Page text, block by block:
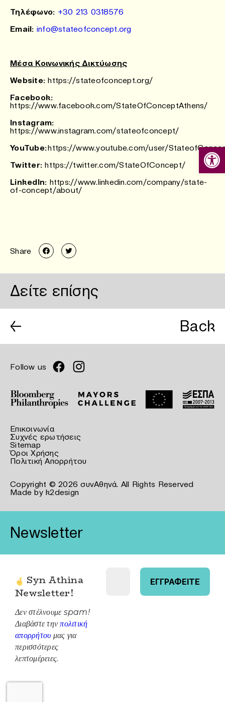
Τηλέφωνο: +30 213 0318576
Email: info@stateofconcept.org
Μέσα Κοινωνικής Δικτύωσης
Website: https://stateofconcept.org/
Facebook:
https://www.facebook.com/StateOfConceptAthens/
Instagram:
https://www.instagram.com/stateofconcept/
YouTube:https://www.youtube.com/user/
Twitter: https://twitter.com/StateOfConcept/
LinkedIn: https://www.linkedin.com/company/state-
of-concept/about/
Share
Δείτε επίσης
←
Back
Follow us
Επικοινωνία
Συχνές ερωτήσεις
Sitemap
Όροι Χρήσης
Πολιτική Απορρήτου
Copyright © 2026 συνΑθηνά. All Rights Reserved
Made by k2design
Newsletter
Syn Athina
Newsletter!
Δεν στέλνουμε spam!
Διαβάστε τηνπολιτική
απορρήτου μας για
περισσότερες
λεπτομέρειες.